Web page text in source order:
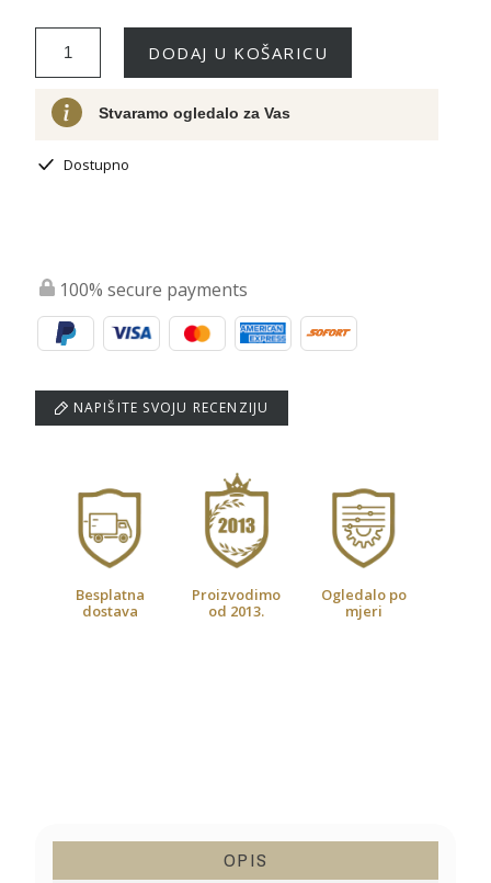
DODAJ U KOŠARICU
Stvaramo ogledalo za Vas
Dostupno
100% secure payments
NAPIŠITE SVOJU RECENZIJU
Besplatna
dostava
Proizvodimo
od 2013.
Ogledalo po
mjeri
OPIS